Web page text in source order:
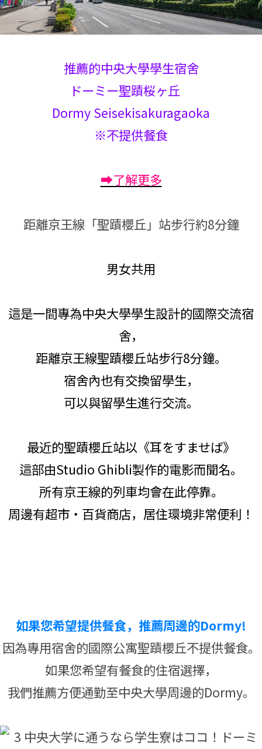
推薦的中央大學學生宿舍
ドーミー聖蹟桜ヶ丘
Dormy Seisekisakuragaoka
※不提供餐食
➡了解更多
距離京王線「聖蹟櫻丘」站步行約8分鐘
男女共用
這是一間專為中央大學學生設計的國際交流宿
舍，
距離京王線聖蹟櫻丘站步行8分鐘。
宿舍內也有交換留學生，
可以與留學生進行交流。
最近的聖蹟櫻丘站以《耳をすませば》
這部由Studio Ghibli製作的電影而聞名。
所有京王線的列車均會在此停靠。
周邊有超市・百貨商店，居住環境非常便利！
如果您希望提供餐食，推薦周邊的Dormy!
因為專用宿舍的國際公寓聖蹟櫻丘不提供餐食。
如果您希望有餐食的住宿選擇，
我們推薦方便通勤至中央大學周邊的Dormy。